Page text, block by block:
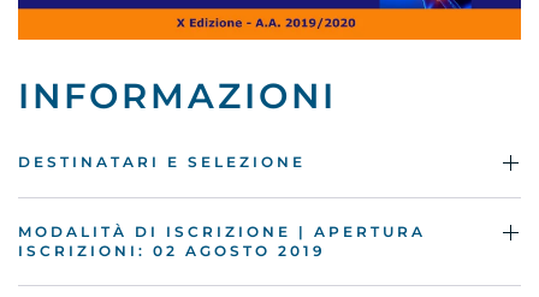
INFORMAZIONI
DESTINATARI E SELEZIONE
MODALITÀ DI ISCRIZIONE | APERTURA
ISCRIZIONI: 02 AGOSTO 2019